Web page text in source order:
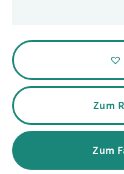
Alternative:
Zum
Zum